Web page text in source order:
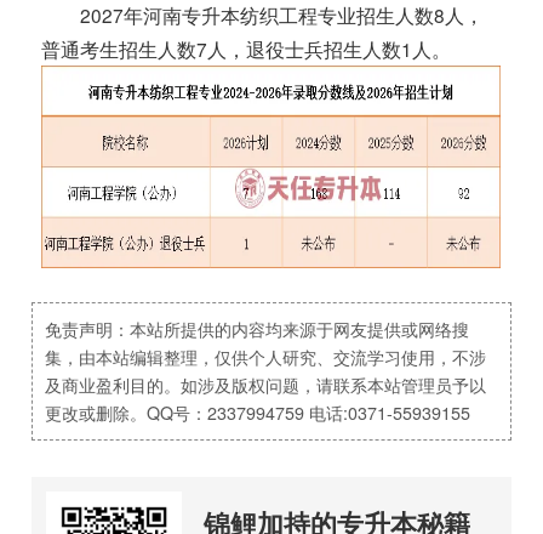
2027年河南专升本纺织工程专业招生人数8人，
普通考生招生人数7人，退役士兵招生人数1人。
免责声明：本站所提供的内容均来源于网友提供或网络搜
集，由本站编辑整理，仅供个人研究、交流学习使用，不涉
及商业盈利目的。如涉及版权问题，请联系本站管理员予以
更改或删除。QQ号：2337994759 电话:0371-55939155
锦鲤加持的专升本秘籍